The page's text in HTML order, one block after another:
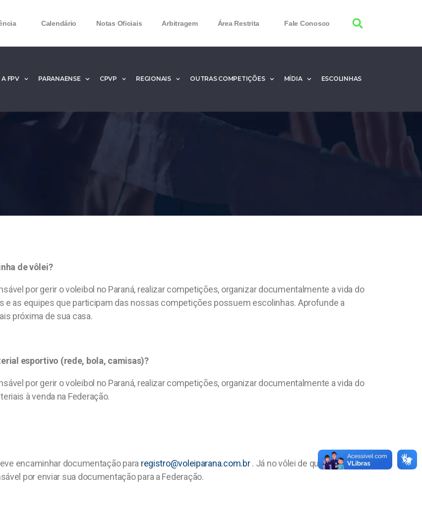
Calendário Notas Oficiais Arbitragem Área Restrita Fale Conosco
A FPV
Microsoft Office 2016 Product Key 2020 – Free Product Keys
PARANAENSE CPVP REGIONAIS OUTRAS COMPETIÇÕES MÍDIA ESCOLINHAS
de vôlei?
por gerir o voleibol no Paraná, realizar competições, organizar documentalmente a vida do
e as equipes que participam das nossas competições possuem escolinhas. Aprofunde a
próxima de sua casa.
esportivo (rede, bola, camisas)?
por gerir o voleibol no Paraná, realizar competições, organizar documentalmente a vida do
à venda na Federação.
encaminhar documentação para registro@voleiparana.com.br. Já no vôlei de quadra, o
por enviar sua documentação para a Federação.